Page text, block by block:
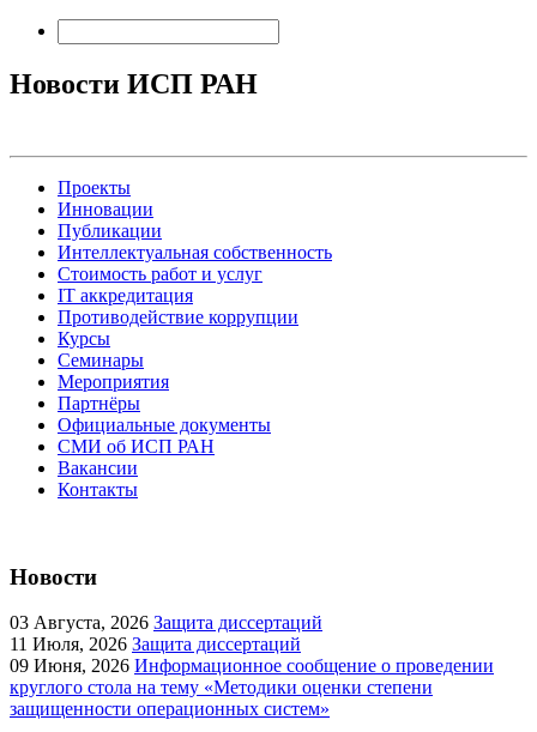
Новости ИСП РАН
Проекты
Инновации
Публикации
Интеллектуальная собственность
Стоимость работ и услуг
IT аккредитация
Противодействие коррупции
Курсы
Семинары
Мероприятия
Партнёры
Официальные документы
СМИ об ИСП РАН
Вакансии
Контакты
Новости
03 Августа, 2026 Защита диссертаций
11 Июля, 2026 Защита диссертаций
09 Июня, 2026 Информационное сообщение о проведении
круглого стола на тему «Методики оценки степени
защищенности операционных систем»